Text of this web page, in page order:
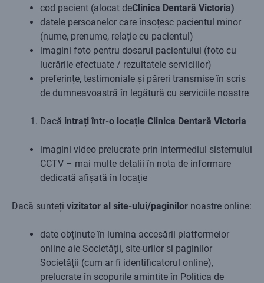
cod pacient (alocat deClinica Dentară Victoria)
datele persoanelor care însoțesc pacientul minor
(nume, prenume, relație cu pacientul)
imagini foto pentru dosarul pacientului (foto cu
lucrările efectuate / rezultatele serviciilor)
preferințe, testimoniale și păreri transmise în scris
de dumneavoastră în legătură cu serviciile noastre
Dacă intrați într-o locație Clinica Dentară Victoria
imagini video prelucrate prin intermediul sistemului
CCTV – mai multe detalii în nota de informare
dedicată afișată în locație
Dacă sunteți vizitator al site-ului/paginilor noastre online:
date obținute în lumina accesării platformelor
online ale Societății, site-urilor si paginilor
Societății (cum ar fi identificatorul online),
prelucrate în scopurile amintite în Politica de